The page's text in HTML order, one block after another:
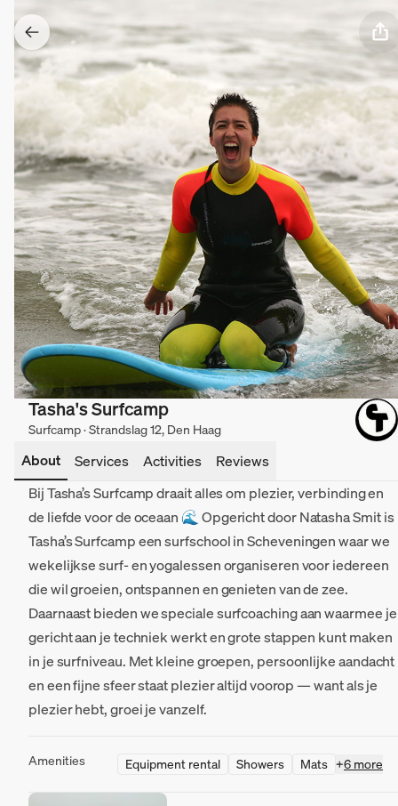
Tasha's Surfcamp
Surfcamp · Strandslag 12, Den Haag
About Services Activities
Reviews
Bij Tasha’s Surfcamp draait alles om plezier, verbinding en
de liefde voor de oceaan 🌊 Opgericht door Natasha Smit is
Tasha’s Surfcamp een surfschool in Scheveningen waar we
wekelijkse surf- en yogalessen organiseren voor iedereen
die wil groeien, ontspannen en genieten van de zee.
Daarnaast bieden we speciale surfcoaching aan waarmee je
gericht aan je techniek werkt en grote stappen kunt maken
in je surfniveau. Met kleine groepen, persoonlijke aandacht
en een fijne sfeer staat plezier altijd voorop — want als je
plezier hebt, groei je vanzelf.
Amenities Equipment rental Showers Mats +6 more